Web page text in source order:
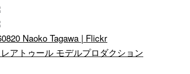
Naoko Tagawa | Flickr
アトゥール モデルプロダクション